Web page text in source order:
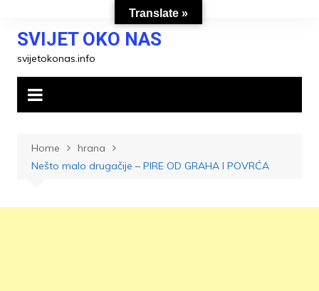
contentSVIJET OKO NAS
svijetokonas.info
Home
hrana
Nešto malo drugačije – PIRE OD GRAHA I POVRĆA
Translate »